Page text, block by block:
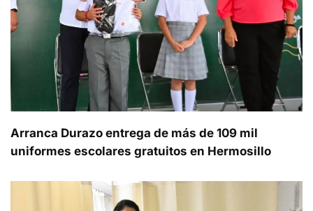
Arranca Durazo entrega de más de 109 mil
uniformes escolares gratuitos en Hermosillo